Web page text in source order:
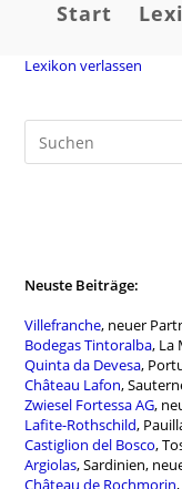
Start
Lexikon verlassen
Neuste Beiträge:
Villefranche, neuer
Bodegas Tintoralba, La
Quinta da Devesa,
Château Lafon,
Zwiesel Fortessa AG,
Lafite-Rothschild,
Castiglion del Bosco,
Argiolas, Sardinien,
Château de Rochmorin